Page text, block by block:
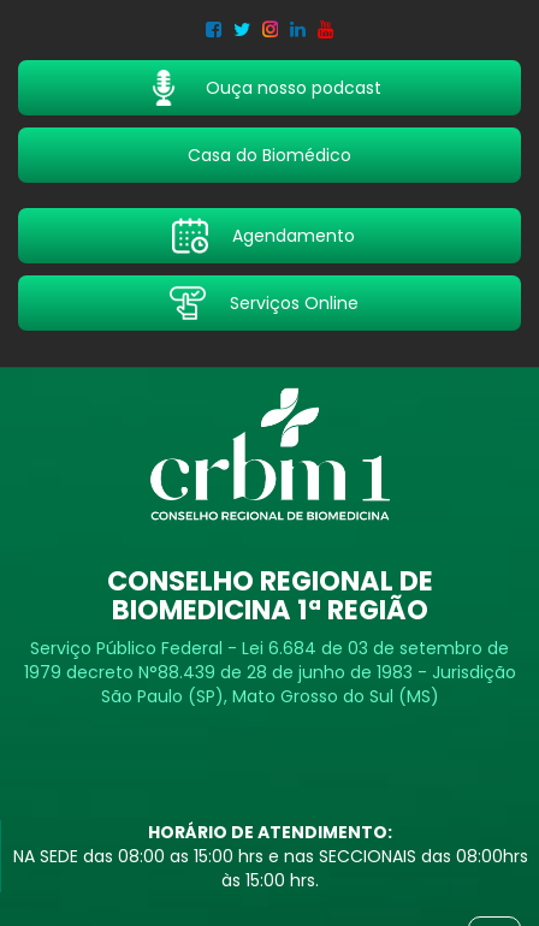
conteúdo
navegação
Ouça nosso podcast
Casa do Biomédico
Agendamento
Serviços Online
CONSELHO REGIONAL DE
BIOMEDICINA 1ª REGIÃO
Serviço Público Federal - Lei 6.684 de 03 de setembro de
1979 decreto N°88.439 de 28 de junho de 1983 - Jurisdição
São Paulo (SP), Mato Grosso do Sul (MS)
HORÁRIO DE ATENDIMENTO:
NA SEDE das 08:00 as 15:00 hrs e nas SECCIONAIS das 08:00hrs
às 15:00 hrs.